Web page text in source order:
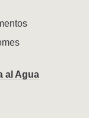
al Agua